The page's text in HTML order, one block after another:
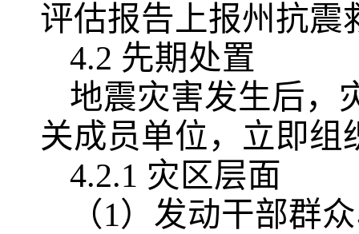
评估报告上报州抗震
4.2 先期处置
地震灾害发生后，
关成员单位，立即组
4.2.1 灾区层面
（1）发动干部群